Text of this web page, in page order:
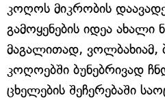
კოღოს მიკრობის
გამოყენების იდეა
მაგალითად, ვოლბახიამ,
კოღოებში ბუნებრივად
ცხელების შეჩერებაში